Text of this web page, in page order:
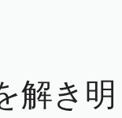
解き明